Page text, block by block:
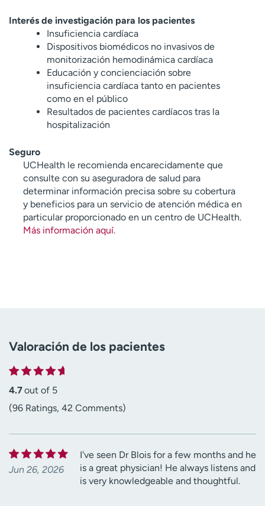
Interés de investigación para los pacientes
Insuficiencia cardíaca
Dispositivos biomédicos no invasivos de
monitorización hemodinámica cardíaca
Educación y concienciación sobre
insuficiencia cardíaca tanto en pacientes
como en el público
Resultados de pacientes cardíacos tras la
hospitalización
Seguro
UCHealth le recomienda encarecidamente que
consulte con su aseguradora de salud para
determinar información precisa sobre su cobertura
y beneficios para un servicio de atención médica en
particular proporcionado en un centro de UCHealth.
Más información aquí.
Valoración de los pacientes
4.7out of 5
(96 Ratings, 42 Comments)
Jun 26, 2026
I've seen Dr Blois for a few months and he
is a great physician! He always listens and
is very knowledgeable and thoughtful.